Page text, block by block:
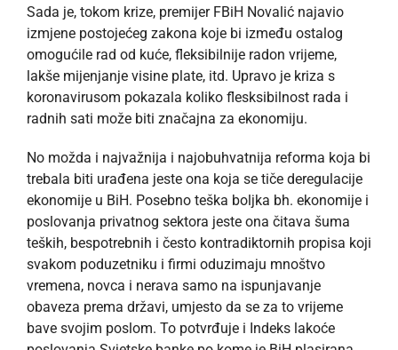
Sada je, tokom krize, premijer FBiH Novalić najavio
izmjene postojećeg zakona koje bi između ostalog
omogućile rad od kuće, fleksibilnije radon vrijeme,
lakše mijenjanje visine plate, itd. Upravo je kriza s
koronavirusom pokazala koliko flesksibilnost rada i
radnih sati može biti značajna za ekonomiju.
No možda i najvažnija i najobuhvatnija reforma koja bi
trebala biti urađena jeste ona koja se tiče deregulacije
ekonomije u BiH. Posebno teška boljka bh. ekonomije i
poslovanja privatnog sektora jeste ona čitava šuma
teških, bespotrebnih i često kontradiktornih propisa koji
svakom poduzetniku i firmi oduzimaju mnoštvo
vremena, novca i nerava samo na ispunjavanje
obaveza prema državi, umjesto da se za to vrijeme
bave svojim poslom. To potvrđuje i Indeks lakoće